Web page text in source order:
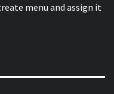
menu and assign it